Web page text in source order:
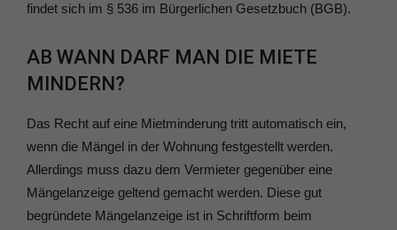
findet sich im § 536 im Bürgerlichen Gesetzbuch (BGB).
AB WANN DARF MAN DIE MIETE
MINDERN?
Das Recht auf eine Mietminderung tritt automatisch ein,
wenn die Mängel in der Wohnung festgestellt werden.
Allerdings muss dazu dem Vermieter gegenüber eine
Mängelanzeige geltend gemacht werden. Diese gut
begründete Mängelanzeige ist in Schriftform beim